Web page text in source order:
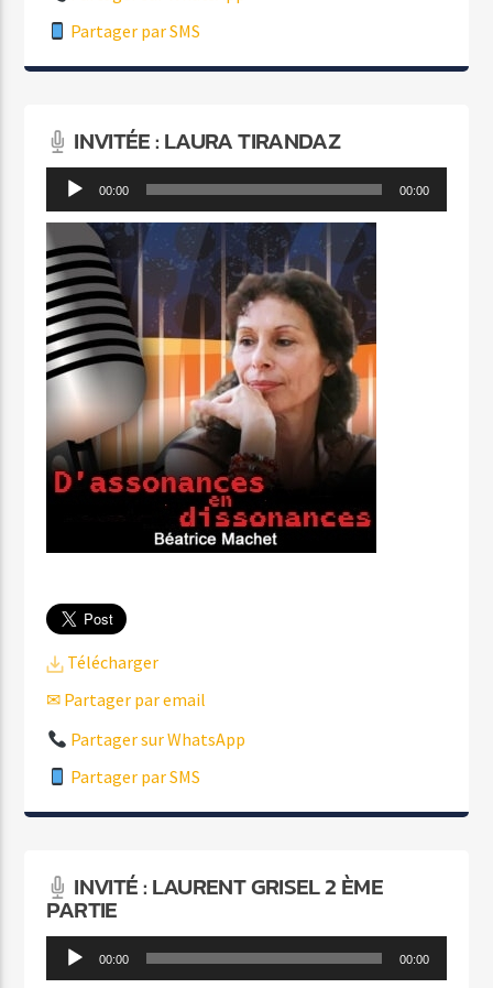
Partager par SMS
INVITÉE : LAURA TIRANDAZ
Lecteur
audio
00:00 00:00
Télécharger
✉ Partager par email
Partager sur WhatsApp
Partager par SMS
INVITÉ : LAURENT GRISEL 2 ÈME
PARTIE
Lecteur
audio
00:00 00:00